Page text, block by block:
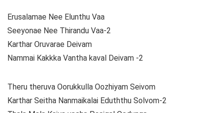
Erusalamae Nee Elunthu Vaa
Seeyonae Nee Thirandu Vaa-2
Karthar Oruvarae Deivam
Nammai Kakkka Vantha kaval Deivam -2
Theru theruva Oorukkulla Oozhiyam Seivom
Karthar Seitha Nanmaikalai Eduththu Solvom-2